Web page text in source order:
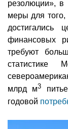
резолюции», в
меры для
достигались
финансовых
требуют
статистике
млрд м3
годовой